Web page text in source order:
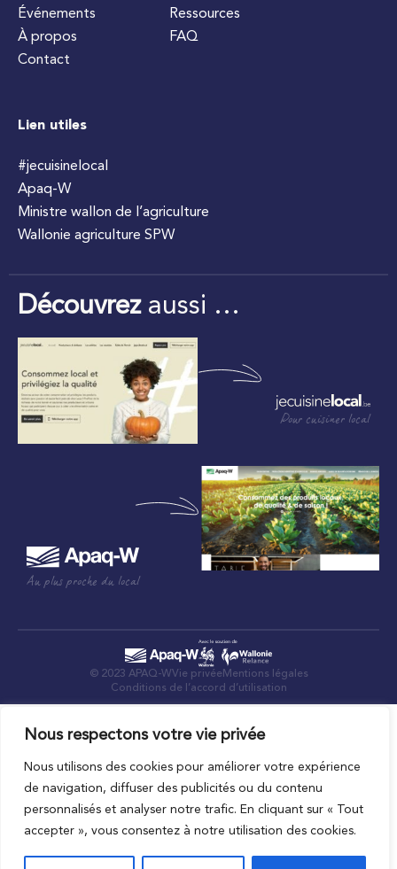
Nous respectons votre vie privée
Nous utilisons des cookies pour améliorer votre expérience
de navigation, diffuser des publicités ou du contenu
personnalisés et analyser notre trafic. En cliquant sur « Tout
accepter », vous consentez à notre utilisation des cookies.
Événements
À propos
Contact
Ressources
FAQ
Lien utiles
#jecuisinelocal
Apaq-W
Ministre wallon de l’agriculture
Wallonie agriculture SPW
Découvrezaussi …
Pour cuisiner local
Au plus proche du local
© 2023 APAQ-WVie privée Mentions légales
Conditions de l’accord d’utilisation